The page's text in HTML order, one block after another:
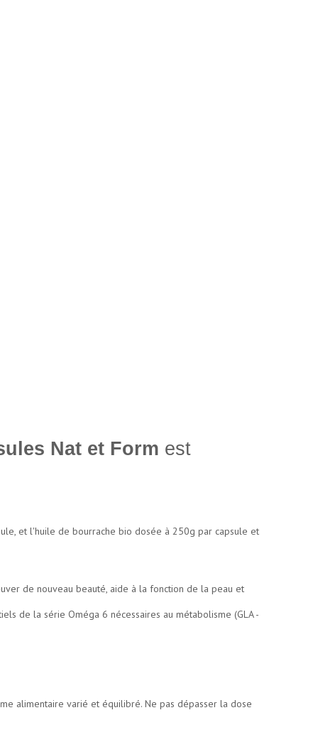
Nat et Form est
et l'huile de bourrache bio dosée à 250g par capsule et
de nouveau beauté, aide à la fonction de la peau et
de la série Oméga 6 nécessaires au métabolisme (GLA -
alimentaire varié et équilibré. Ne pas dépasser la dose